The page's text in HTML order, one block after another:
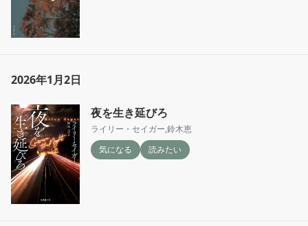
2026年1月2日
夜を生き延びろ
ライリー・セイガー,鈴木恵
気になる
読みたい